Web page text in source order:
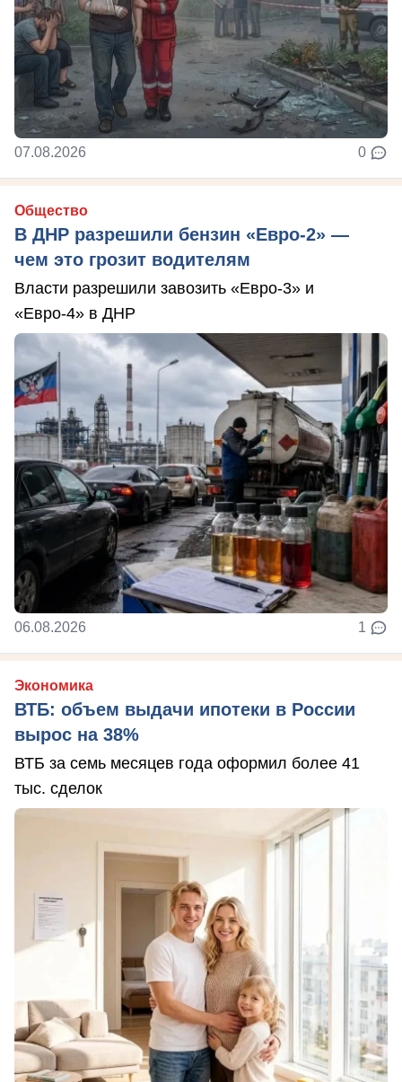
07.08.2026 0
Общество
В ДНР разрешили бензин «Евро-2» —
чем это грозит водителям
Власти разрешили завозить «Евро-3» и
«Евро-4» в ДНР
06.08.2026 1
Экономика
ВТБ: объем выдачи ипотеки в России
вырос на 38%
ВТБ за семь месяцев года оформил более 41
тыс. сделок